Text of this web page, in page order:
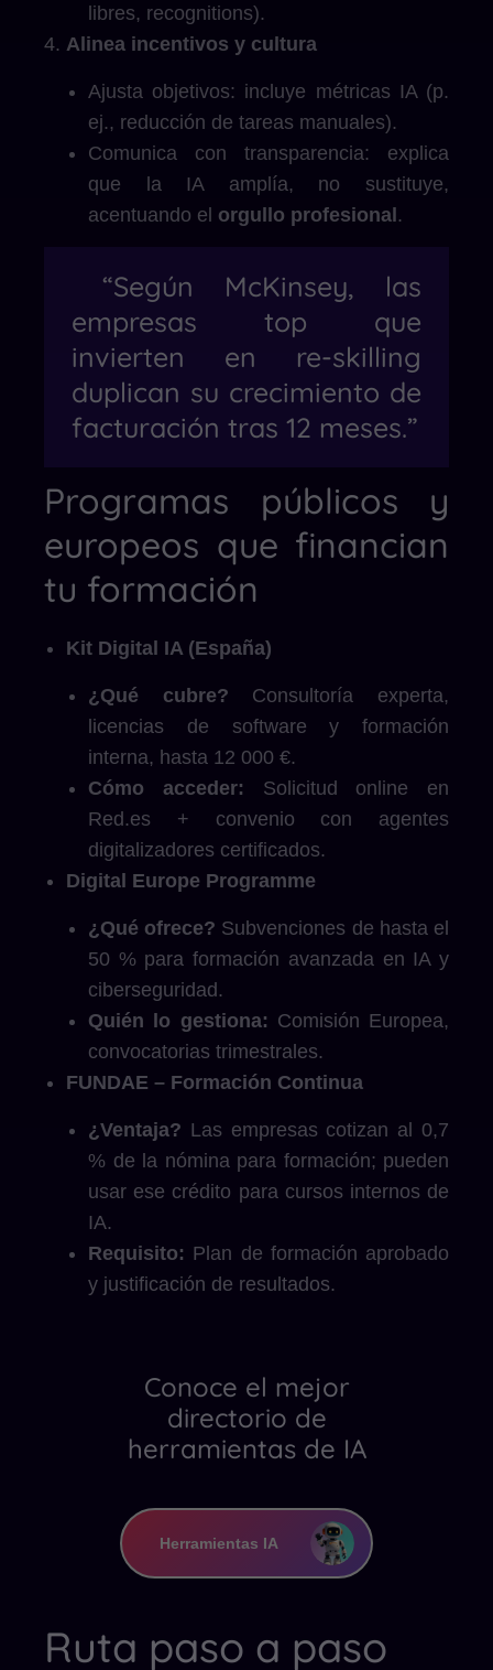
libres, recognitions).
Alinea incentivos y cultura
Ajusta objetivos: incluye métricas IA (p.
ej., reducción de tareas manuales).
Comunica con transparencia: explica
que la IA amplía, no sustituye,
acentuando el orgullo profesional .
“Según McKinsey, las
empresas top que
invierten en re-skilling
duplican su crecimiento de
facturación tras 12 meses.”
Programas públicos y
europeos que financian
tu formación
Kit Digital IA (España)
¿Qué cubre? Consultoría experta,
licencias de software y formación
interna, hasta 12 000 €.
Cómo acceder: Solicitud online en
Red.es + convenio con agentes
digitalizadores certificados.
Digital Europe Programme
¿Qué ofrece? Subvenciones de hasta el
50 % para formación avanzada en IA y
ciberseguridad.
Quién lo gestiona: Comisión Europea,
convocatorias trimestrales.
FUNDAE – Formación Continua
¿Ventaja? Las empresas cotizan al 0,7
% de la nómina para formación; pueden
usar ese crédito para cursos internos de
IA.
Requisito: Plan de formación aprobado
y justificación de resultados.
Conoce el mejor
directorio de
herramientas de IA
Herramientas IA
Ruta paso a paso